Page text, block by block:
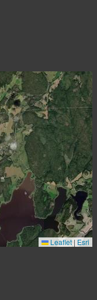
Leaflet | Esri